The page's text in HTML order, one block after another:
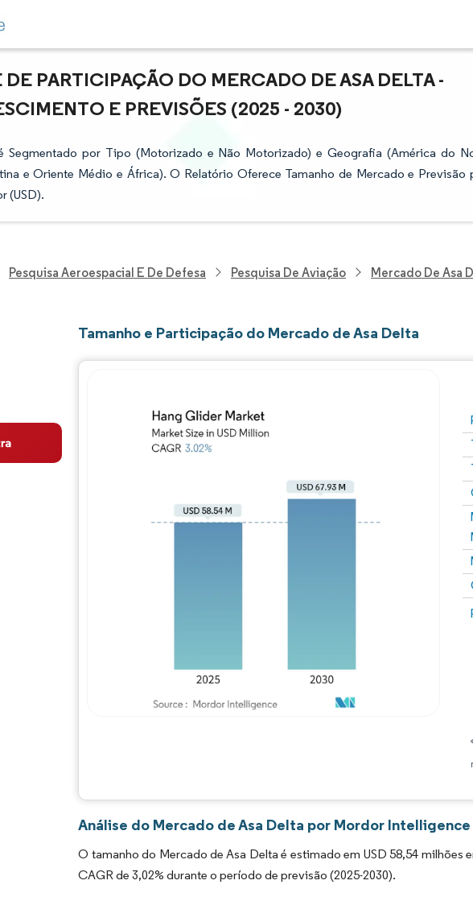
PARTICIPAÇÃO DO MERCADO DE ASA DELTA -
E PREVISÕES (2025 - 2030)
Segmentado por Tipo (Motorizado e Não Motorizado) e Geografia (América do
e Oriente Médio e África). O Relatório Oferece Tamanho de Mercado e Previsão
(USD).
Pesquisa Aeroespacial E De Defesa Pesquisa De Aviação Mercado De Asa
Tamanho e Participação do Mercado de Asa Delta
Análise do Mercado de Asa Delta por Mordor Intelligence
O tamanho do Mercado de Asa Delta é estimado em USD 58,54 milhões
CAGR de 3,02% durante o período de previsão (2025-2030).